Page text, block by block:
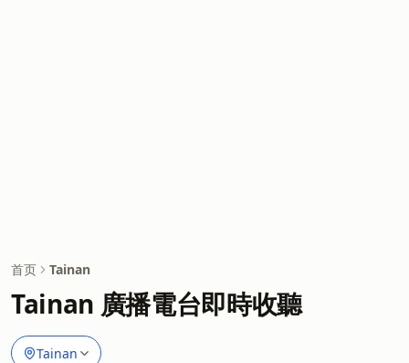
首页 Tainan
Tainan 廣播電台即時收聽
Tainan